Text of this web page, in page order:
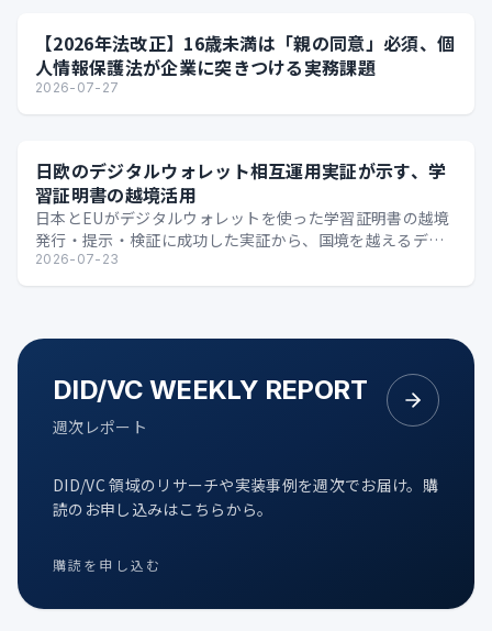
【2026年法改正】16歳未満は「親の同意」必須、個
人情報保護法が企業に突きつける実務課題
2026-07-27
日欧のデジタルウォレット相互運用実証が示す、学
習証明書の越境活用
日本とEUがデジタルウォレットを使った学習証明書の越境
発行・提示・検証に成功した実証から、国境を越えるデジ
タル証明の可能性を整理します。
2026-07-23
DID/VC WEEKLY REPORT
週次レポート
DID/VC 領域のリサーチや実装事例を週次でお届け。購
読のお申し込みはこちらから。
購読を申し込む